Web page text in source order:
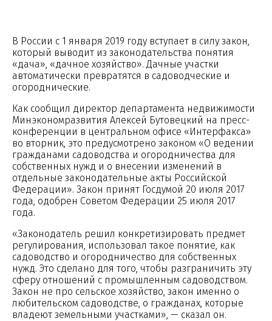
В России с 1 января 2019 году вступает в силу закон,
который выводит из законодательства понятия
«дача», «дачное хозяйство». Дачные участки
автоматически превратятся в садоводческие и
огороднические.
Как сообщил директор департамента недвижимости
Минэкономразвития Алексей Бутовецкий на пресс-
конференции в центральном офисе «Интерфакса»
во вторник, это предусмотрено законом «О ведении
гражданами садоводства и огородничества для
собственных нужд и о внесении изменений в
отдельные законодательные акты Российской
Федерации». Закон принят Госдумой 20 июля 2017
года, одобрен Советом Федерации 25 июля 2017
года.
«Законодатель решил конкретизировать предмет
регулирования, использовал такое понятие, как
садоводство и огородничество для собственных
нужд. Это сделано для того, чтобы разграничить эту
сферу отношений с промышленным садоводством.
Закон не про сельское хозяйство, закон именно о
любительском садоводстве, о гражданах, которые
владеют земельными участками», — сказал он.